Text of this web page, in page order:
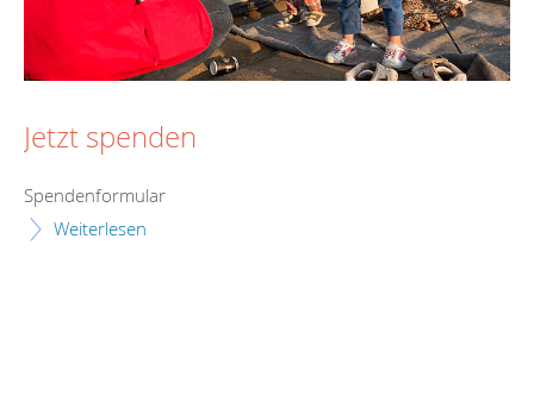
Jetzt spenden
Spendenformular
Weiterlesen